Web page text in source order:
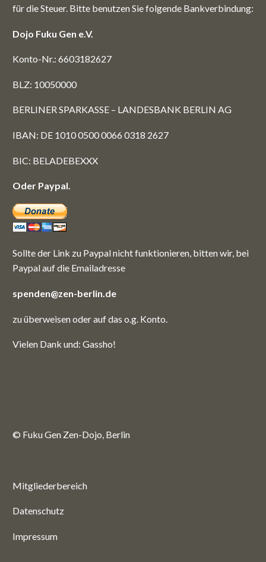
für die Steuer. Bitte benutzen Sie folgende Bankverbindung:
Dojo Fuku Gen e.V.
Konto-Nr.: 6603182627
BLZ: 10050000
BERLINER SPARKASSE – LANDESBANK BERLIN AG
IBAN: DE 1010 0500 0066 0318 2627
BIC: BELADEBEXXX
Oder Paypal.
Sollte der Link zu Paypal nicht funktionieren, bitten wir, bei
Paypal auf die Emailadresse
spenden@zen-berlin.de
zu überweisen oder auf das o.g. Konto.
Vielen Dank und: Gassho!
© Fuku Gen Zen-Dojo, Berlin
Mitgliederbereich
Datenschutz
Impressum